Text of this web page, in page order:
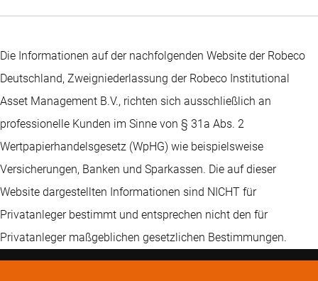
Die Informationen auf der nachfolgenden Website der Robeco
Deutschland, Zweigniederlassung der Robeco Institutional
Asset Management B.V., richten sich ausschließlich an
professionelle Kunden im Sinne von § 31a Abs. 2
Wertpapierhandelsgesetz (WpHG) wie beispielsweise
Versicherungen, Banken und Sparkassen. Die auf dieser
Website dargestellten Informationen sind NICHT für
Privatanleger bestimmt und entsprechen nicht den für
Privatanleger maßgeblichen gesetzlichen Bestimmungen.